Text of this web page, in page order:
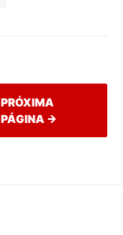
PRÓXIMA
PÁGINA →